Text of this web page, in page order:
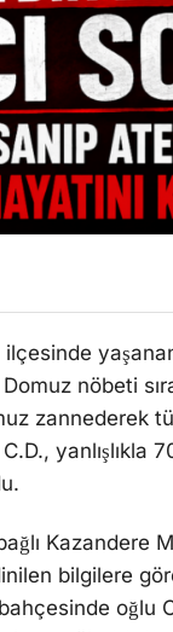
ilçesinde
nöbeti
zannederek
yanlışlıkla
Kazandere
bilgilere
oğlu